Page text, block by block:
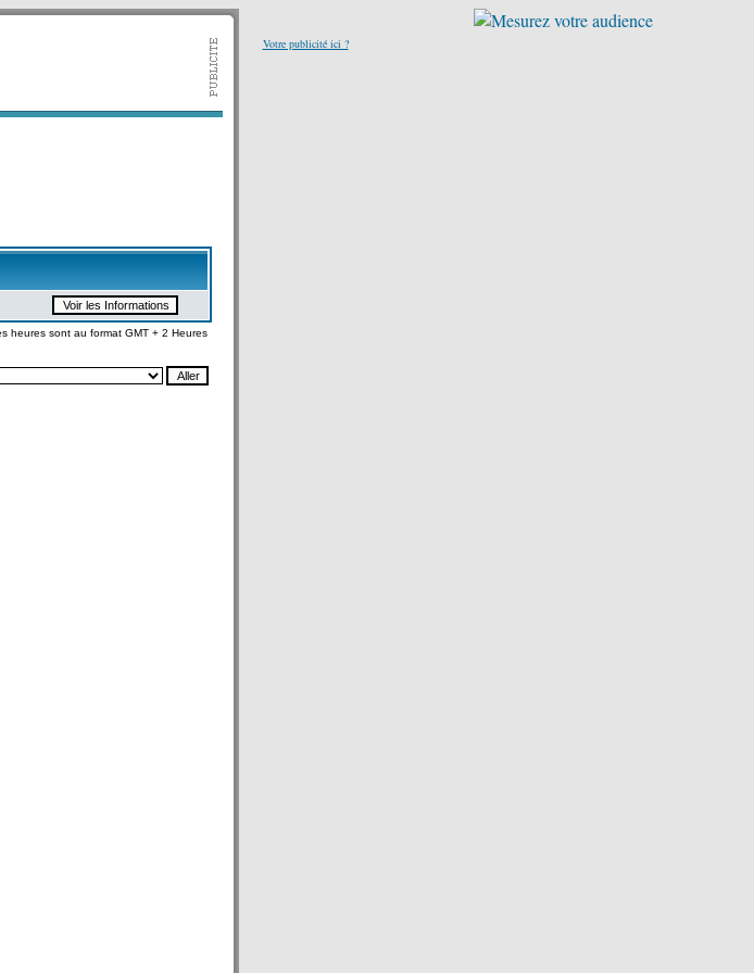
heures sont au format GMT + 2 Heures
Votre publicité ici ?